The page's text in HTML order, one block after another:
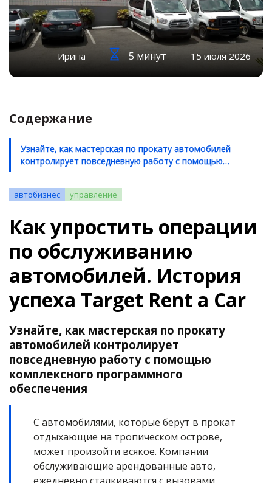
Ирина 5 минут 15 июля 2026
Содержание
Узнайте, как мастерская по прокату автомобилей
контролирует повседневную работу с помощью
автобизнес управление
Как упростить операции
по обслуживанию
автомобилей. История
успеха Target Rent a Car
Узнайте, как мастерская по прокату
автомобилей контролирует
повседневную работу с помощью
комплексного программного
обеспечения
С автомобилями, которые берут в прокат
отдыхающие на тропическом острове,
может произойти всякое. Компании
обслуживающие арендованные авто,